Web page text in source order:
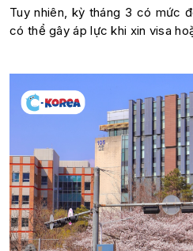
Tuy nhiên, kỳ tháng 3 có mức
có thể gây áp lực khi xin visa